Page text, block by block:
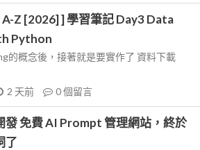
Z [2026] ] 學習筆記 Day3 Data
Python
的概念後，接著就是要實作了 資料下載
2 天前 0個留言
發 免費 AI Prompt 管理網站，終於
了